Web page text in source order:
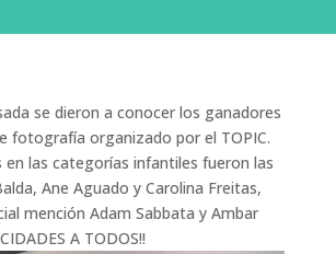
se dieron a conocer los ganadores
fotografía organizado por el TOPIC.
en las categorías infantiles fueron las
Ane Aguado y Carolina Freitas,
mención Adam Sabbata y Ambar
A TODOS!!